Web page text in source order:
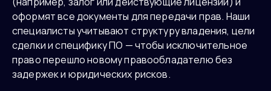
оформят все документы для передачи прав. Наши
специалисты учитывают структуру владения, цели
сделки и специфику ПО — чтобы исключительное
право перешло новому правообладателю без
задержек и юридических рисков.